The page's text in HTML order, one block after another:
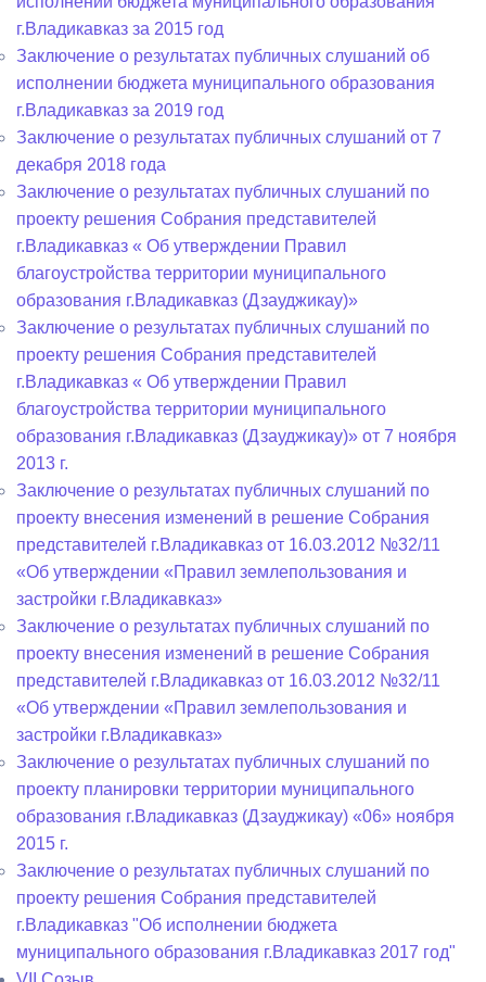
г.Владикавказ за 2015 год
Заключение о результатах публичных слушаний об
исполнении бюджета муниципального образования
г.Владикавказ за 2019 год
Заключение о результатах публичных слушаний от 7
декабря 2018 года
Заключение о результатах публичных слушаний по
проекту решения Собрания представителей
г.Владикавказ « Об утверждении Правил
благоустройства территории муниципального
образования г.Владикавказ (Дзауджикау)»
Заключение о результатах публичных слушаний по
проекту решения Собрания представителей
г.Владикавказ « Об утверждении Правил
благоустройства территории муниципального
образования г.Владикавказ (Дзауджикау)» от 7 ноября
2013 г.
Заключение о результатах публичных слушаний по
проекту внесения изменений в решение Собрания
представителей г.Владикавказ от 16.03.2012 №32/11
«Об утверждении «Правил землепользования и
застройки г.Владикавказ»
Заключение о результатах публичных слушаний по
проекту внесения изменений в решение Собрания
представителей г.Владикавказ от 16.03.2012 №32/11
«Об утверждении «Правил землепользования и
застройки г.Владикавказ»
Заключение о результатах публичных слушаний по
проекту планировки территории муниципального
образования г.Владикавказ (Дзауджикау) «06» ноября
2015 г.
Заключение о результатах публичных слушаний по
проекту решения Собрания представителей
г.Владикавказ "Об исполнении бюджета
муниципального образования г.Владикавказ 2017 год"